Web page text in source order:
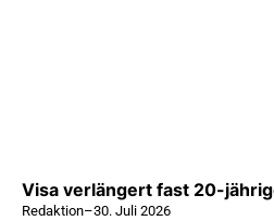
Visa verlängert fast 20-
Redaktion–30. Juli 2026